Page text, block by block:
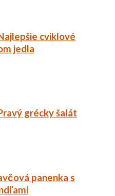
cviklové
jedla
grécky šalát
panenka s